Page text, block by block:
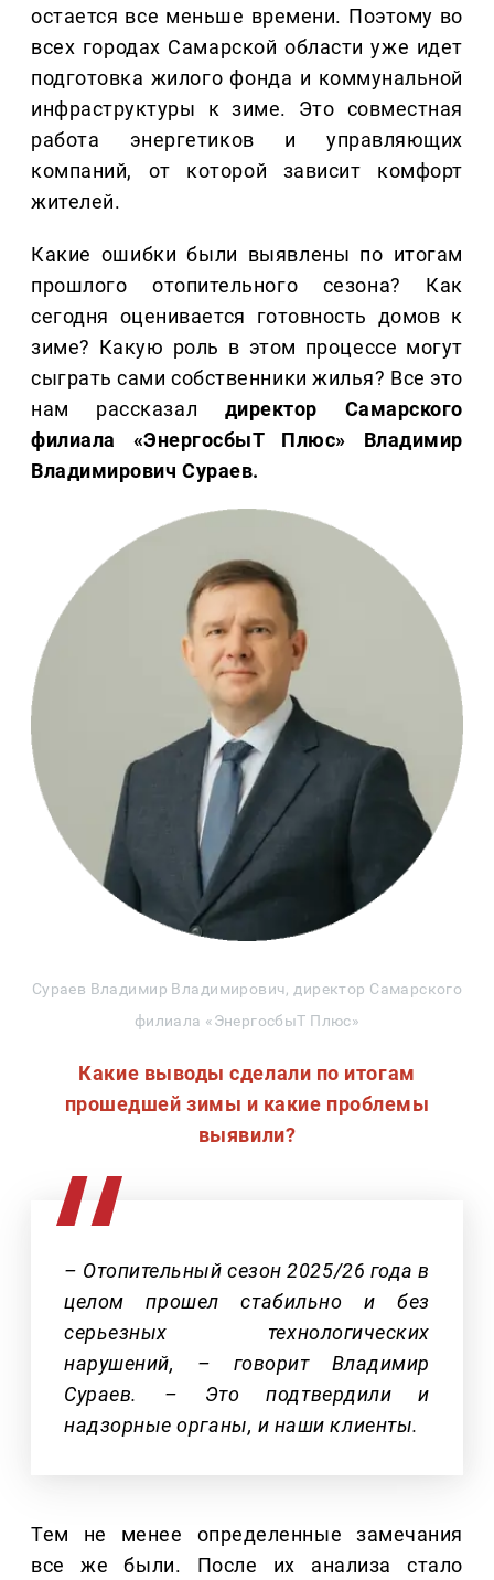
остается все меньше времени. Поэтому во
всех городах Самарской области уже идет
подготовка жилого фонда и коммунальной
инфраструктуры к зиме. Это совместная
работа энергетиков и управляющих
компаний, от которой зависит комфорт
жителей.
Какие ошибки были выявлены по итогам
прошлого отопительного сезона? Как
сегодня оценивается готовность домов к
зиме? Какую роль в этом процессе могут
сыграть сами собственники жилья? Все это
нам рассказал директор Самарского
филиала «ЭнергосбыТ Плюс» Владимир
Владимирович Сураев.
Сураев Владимир Владимирович, директор Самарского
филиала «ЭнергосбыТ Плюс»
Какие выводы сделали по итогам
прошедшей зимы и какие проблемы
выявили?
– Отопительный сезон 2025/26 года в
целом прошел стабильно и без
серьезных технологических
нарушений, – говорит Владимир
Сураев. – Это подтвердили и
надзорные органы, и наши клиенты.
Тем не менее определенные замечания
все же были. После их анализа стало